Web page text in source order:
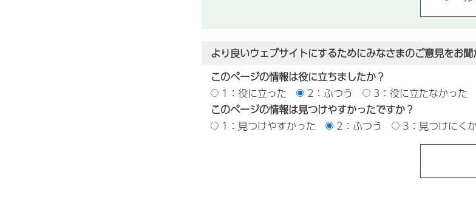
より良いウェブサイトにするためにみなさまのご意見をお
このページの情報は役に立ちましたか？
1：役に立った
2：ふつう
3：役に立たなかった
このページの情報は見つけやすかったですか？
1：見つけやすかった
2：ふつう 3：見つけにく